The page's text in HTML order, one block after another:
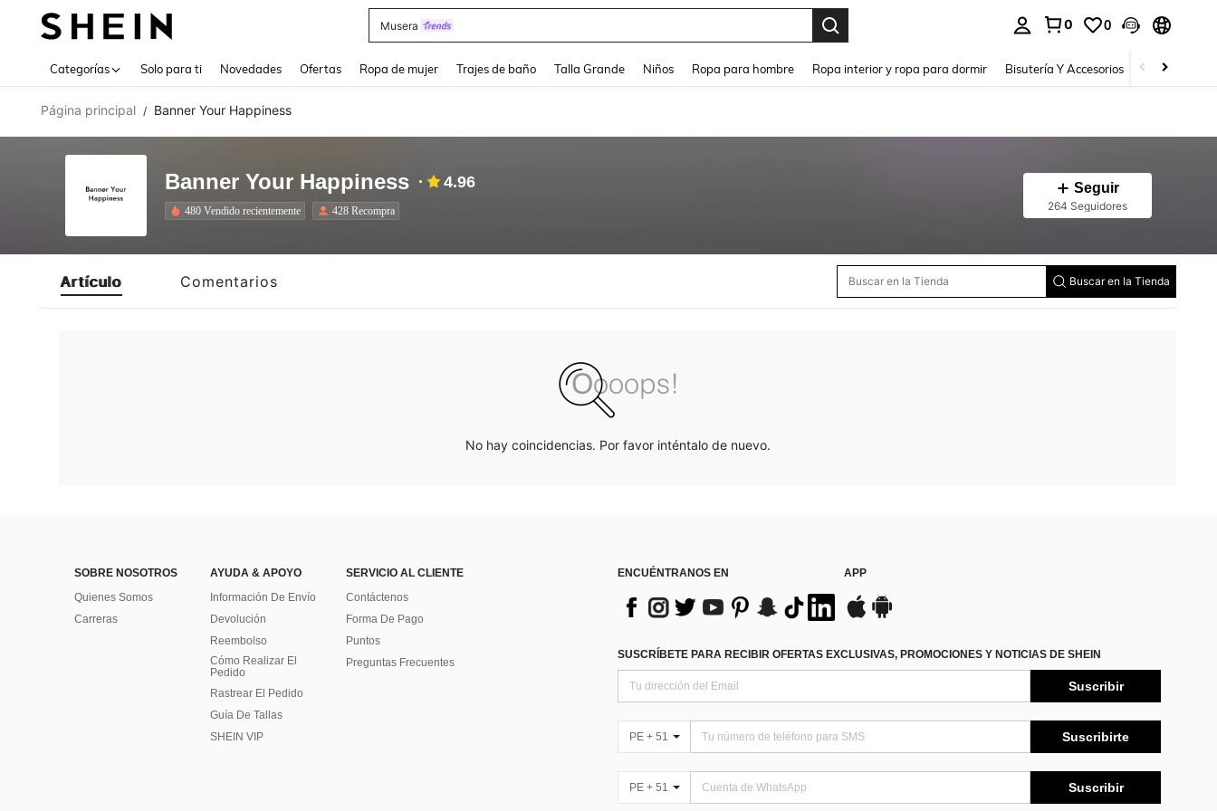
Musera
0 0
Categorías Solo para ti Novedades Ofertas Ropa de mujer Trajes de baño Talla Grande Niños Ropa para hombre Ropa interior y ropa para dormir Bisutería Y Accesorios Zapatos
Página principal / Banner Your Happiness
Banner Your Happiness 4.96
480 Vendido recientemente 428 Recompra
Seguir
264 Seguidores
Artículo Comentarios Buscar en la Tienda
No hay coincidencias. Por favor inténtalo de nuevo.
SOBRE NOSOTROS
Quienes Somos
Carreras
AYUDA & APOYO
Información De Envío
Devolución
Reembolso
Cómo Realizar El
Pedido
Rastrear El Pedido
Guía De Tallas
SHEIN VIP
SERVICIO AL CLIENTE
Contáctenos
Forma De Pago
Puntos
Preguntas Frecuentes
ENCUÉNTRANOS EN APP
SUSCRÍBETE PARA RECIBIR OFERTAS EXCLUSIVAS, PROMOCIONES Y NOTICIAS DE SHEIN
Suscribir
PE + 51 Suscribirte
PE + 51 Suscribir